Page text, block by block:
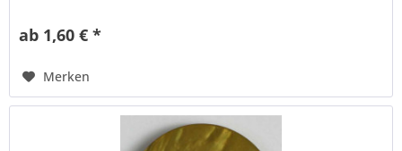
ab 1,60 € *
Merken